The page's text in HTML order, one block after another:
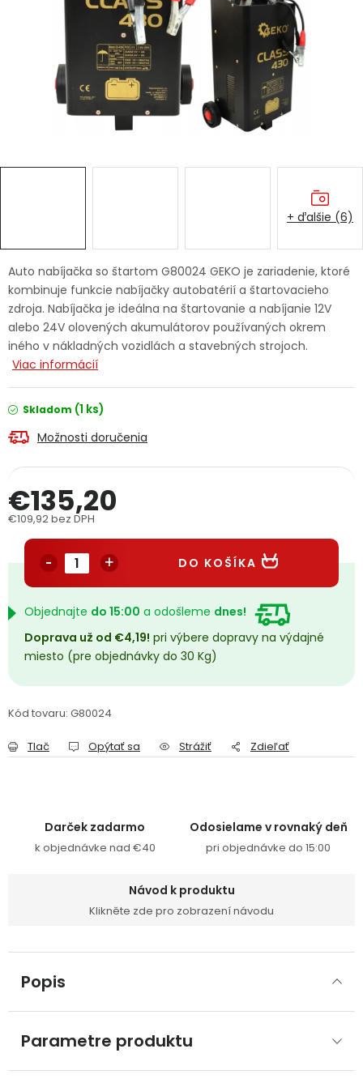
Ochranné pracovné pomôcky
Vianoce
Fotovoltaika
Servis náradia Hodnotenie obchodu
Doprava a platba Váš zákaznícky účet
Kontakty
Reklamačný formulár
Obchodné podmienky Reklamačný poriadok
Podmienky ochrany osobných údajov
Přihlášení Registrace +
Auto nabíjačka so štartom G80024 GEKO je zariadenie, ktoré
kombinuje funkcie nabíjačky autobatérií a štartovacieho
zdroja. Nabíjačka je ideálna na štartovanie a nabíjanie 12V
alebo 24V olovených akumulátorov používaných okrem
iného v nákladných vozidlách a stavebných strojoch.
Viac informácií
Skladom (1 ks)
Možnosti doručenia
€135,20
€109,92 bez DPH
DO KOŠÍKA
Objednajte do 15:00 a odošleme dnes!
Doprava už od €4,19! pri výbere dopravy na výdajné
miesto (pre objednávky do 30 Kg)
Kód tovaru: G80024
Tlač Opýtať sa Strážiť Zdieľať
+ ďalšie (6)
Darček zadarmo
k objednávke nad €40
Odosielame v rovnaký deň
pri objednávke do 15:00
Návod k produktu
Klikněte zde pro zobrazení návodu
Popis
Parametre produktu